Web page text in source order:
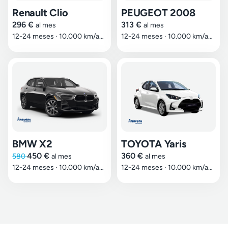
Renault Clio
296 € al mes
12-24 meses · 10.000 km/año
PEUGEOT 2008
313 € al mes
12-24 meses · 10.000 km/año
BMW X2
580450 € al mes
12-24 meses · 10.000 km/año
TOYOTA Yaris
360 € al mes
12-24 meses · 10.000 km/año